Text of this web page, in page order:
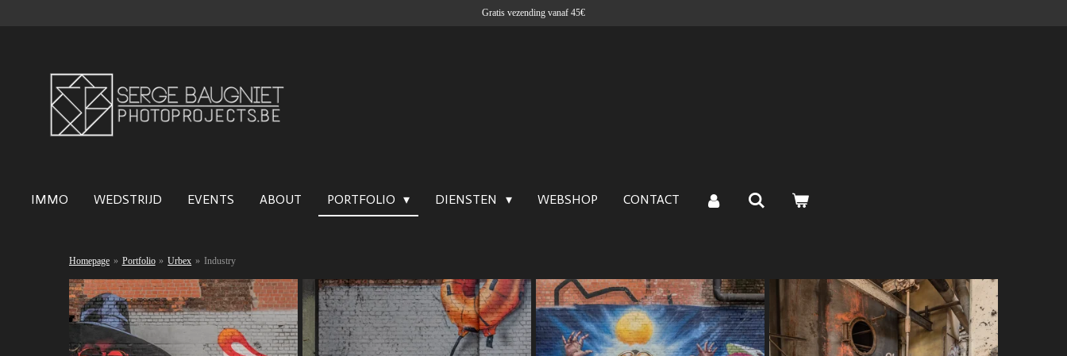
Gratis vezending vanaf 45€
IMMO WEDSTRIJD EVENTS ABOUT PORTFOLIO DIENSTEN WEBSHOP CONTACT
Homepage » Portfolio » Urbex » Industry